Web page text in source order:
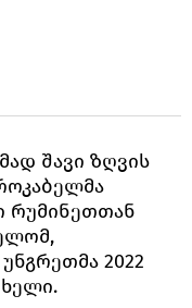
შავი ზღვის
რუმინეთთან
2022